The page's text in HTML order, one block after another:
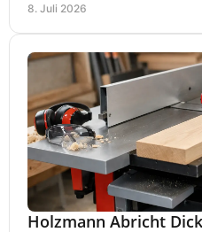
8. Juli 2026
Holzmann Abricht